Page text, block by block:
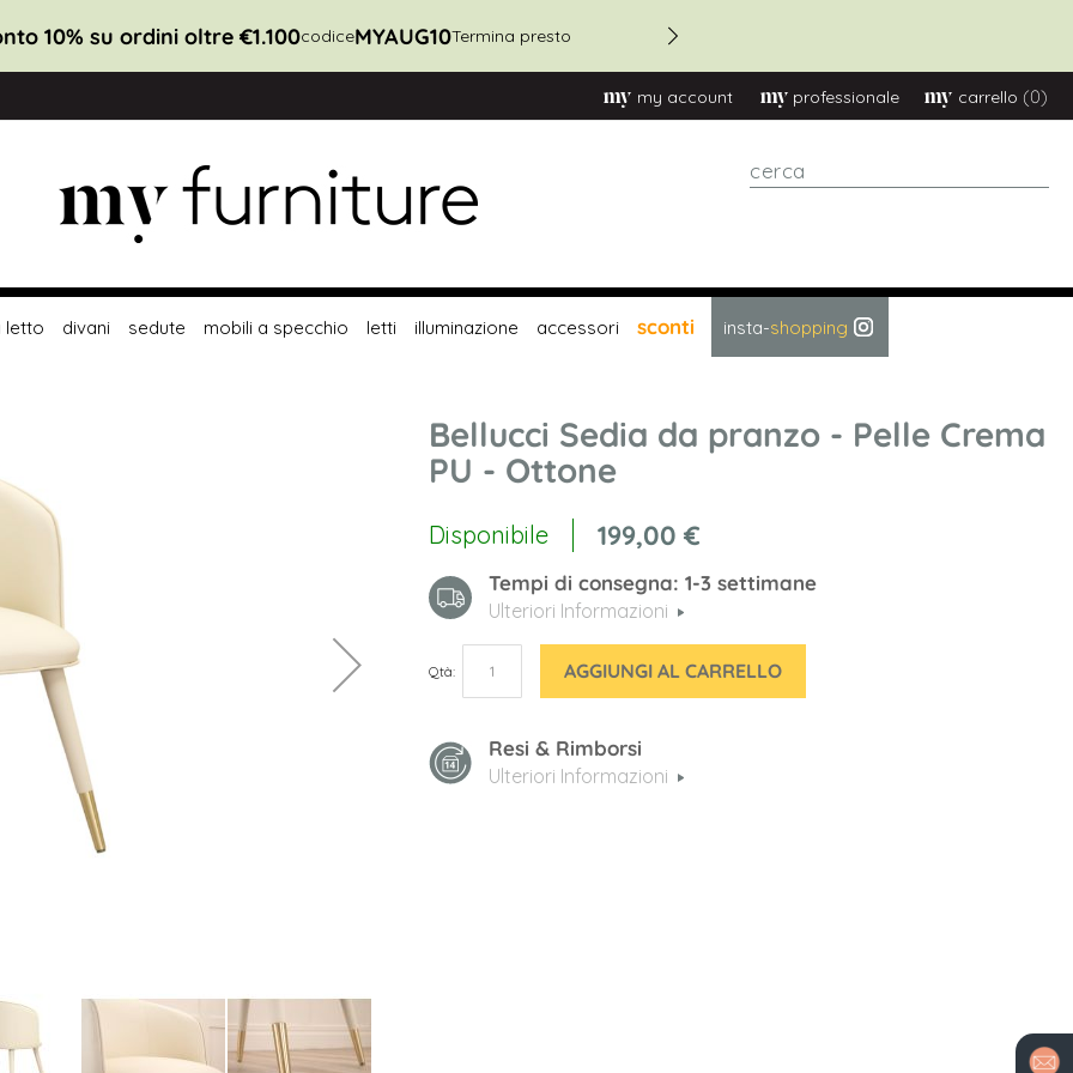
10% su ordini oltre €1.100codiceMYAUG10Termina presto
my account professionale carrello (0)
cerca
letto divani sedute mobili a specchio letti illuminazione accessori sconti insta-shopping
Bellucci Sedia da pranzo - Pelle Crema
PU - Ottone
Disponibile 199,00 €
Tempi di consegna: 1-3 settimane
Ulteriori Informazioni
Qtà AGGIUNGI AL CARRELLO
Resi & Rimborsi
Ulteriori Informazioni